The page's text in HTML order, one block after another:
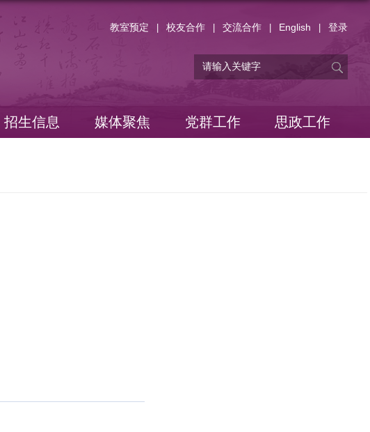
教室预定 校友合作 交流合作 English 登录
招生信息 媒体聚焦 党群工作 思政工作